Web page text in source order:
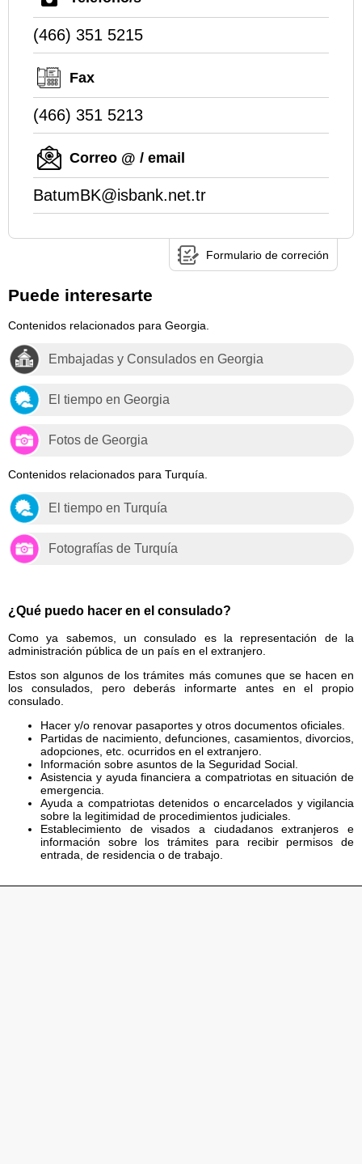
(466) 351 5215
Fax
(466) 351 5213
Correo @ / email
BatumBK@isbank.net.tr
Formulario de correción
Puede interesarte
Contenidos relacionados para Georgia.
Embajadas y Consulados en Georgia
El tiempo en Georgia
Fotos de Georgia
Contenidos relacionados para Turquía.
El tiempo en Turquía
Fotografías de Turquía
¿Qué puedo hacer en el consulado?
Como ya sabemos, un consulado es la representación de la
administración pública de un país en el extranjero.
Estos son algunos de los trámites más comunes que se hacen en
los consulados, pero deberás informarte antes en el propio
consulado.
Hacer y/o renovar pasaportes y otros documentos oficiales.
Partidas de nacimiento, defunciones, casamientos, divorcios,
adopciones, etc. ocurridos en el extranjero.
Información sobre asuntos de la Seguridad Social.
Asistencia y ayuda financiera a compatriotas en situación de
emergencia.
Ayuda a compatriotas detenidos o encarcelados y vigilancia
sobre la legitimidad de procedimientos judiciales.
Establecimiento de visados a ciudadanos extranjeros e
información sobre los trámites para recibir permisos de
entrada, de residencia o de trabajo.